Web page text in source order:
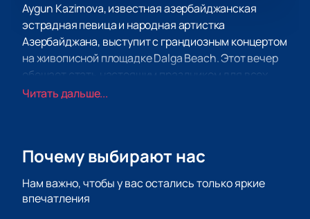
Aygun Kazimova, известная азербайджанская
эстрадная певица и народная артистка
Азербайджана, выступит с грандиозным концертом
на живописной площадке Dalga Beach. Этот вечер
обещает стать настоящим праздником для всех
поклонников ее творчества.
Beachна нашем сайте. Мы обеспечиваем удобный
лишних хлопот подготовиться к концерту.
Не упустите шанс увидеть выступление одной из
Читать дальше...
Почему выбирают нас
Нам важно, чтобы у вас остались только яркие
впечатления